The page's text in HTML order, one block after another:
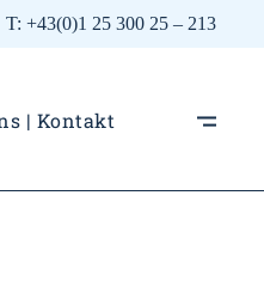
T: +43(0)1 25 300 25 – 213
| Kontakt